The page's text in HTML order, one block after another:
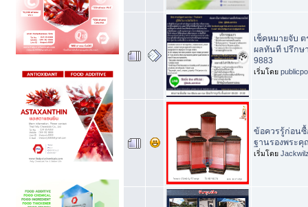
เช็คหมายจับ
ผลทันที ปรึกษ
9883
เริ่มโดย
ข้อควรรู้ก่อน
ฐานรองพระคุ
เริ่มโดย